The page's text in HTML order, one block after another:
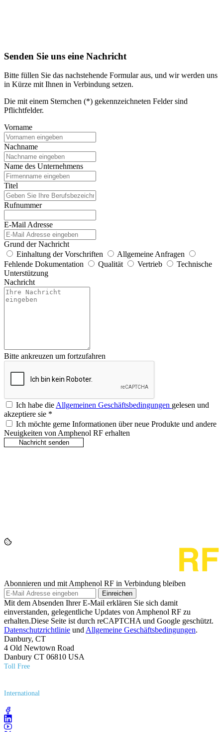
Senden Sie uns eine Nachricht
Bitte füllen Sie das nachstehende Formular aus, und wir werden uns
in Kürze mit Ihnen in Verbindung setzen.
Die mit einem Sternchen (*) gekennzeichneten Felder sind
Pflichtfelder.
Vorname
Nachname
Name des Unternehmens
Titel
Rufnummer
E-Mail Adresse
Grund der Nachricht
Einhaltung der Vorschriften
Allgemeine Anfragen
Fehlende Dokumentation
Qualität Vertrieb
Technische
Unterstützung
Nachricht
Bitte ankreuzen um fortzufahren
Ich habe dieAllgemeinen Geschäftsbedingungen gelesen und
akzeptiere sie *
Ich möchte gerne Informationen über neue Produkte und andere
Neuigkeiten von Amphenol RF erhalten
Abonnieren und mit Amphenol RF in Verbindung bleiben
Einreichen
Mit dem Absenden Ihrer E-Mail erklären Sie sich damit
einverstanden, gelegentliche Updates von Amphenol RF zu
erhalten.Diese Seite ist durch reCAPTCHA und Google geschützt.
Datenschutzrichtlinie und Allgemeine Geschäftsbedingungen.
Danbury, CT
4 Old Newtown Road
Danbury CT 06810 USA
Toll Free
International